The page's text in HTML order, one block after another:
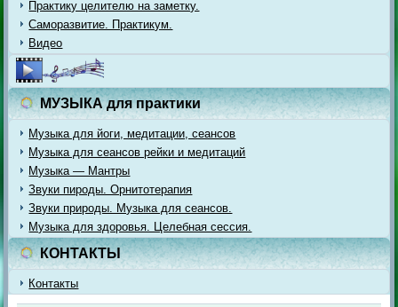
Практику целителю на заметку.
Саморазвитие. Практикум.
Видео
МУЗЫКА для практики
Музыка для йоги, медитации, сеансов
Музыка для сеансов рейки и медитаций
Музыка — Мантры
Звуки пироды. Орнитотерапия
Звуки природы. Музыка для сеансов.
Музыка для здоровья. Целебная сессия.
КОНТАКТЫ
Контакты